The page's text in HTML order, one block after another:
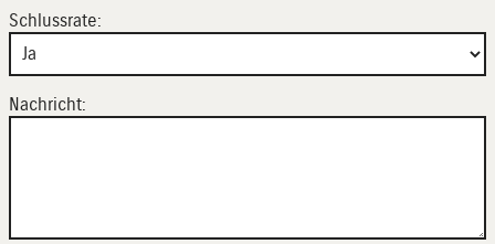
Schlussrate:
Nachricht: